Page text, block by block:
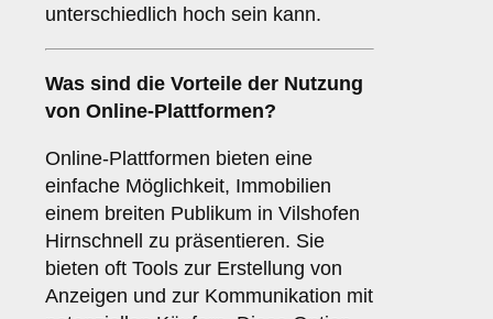
unterschiedlich hoch sein kann.
Was sind die Vorteile der Nutzung
von Online-Plattformen?
Online-Plattformen bieten eine
einfache Möglichkeit, Immobilien
einem breiten Publikum in Vilshofen
Hirnschnell zu präsentieren. Sie
bieten oft Tools zur Erstellung von
Anzeigen und zur Kommunikation mit